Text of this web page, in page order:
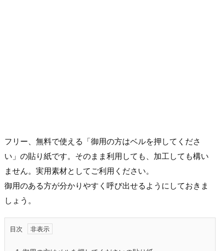
フリー、無料で使える「御用の方はベルを押してくださ
い」の貼り紙です。そのまま利用しても、加工しても構い
ません。実用素材としてご利用ください。
御用のある方が分かりやすく呼び出せるようにしておきま
しょう。
目次